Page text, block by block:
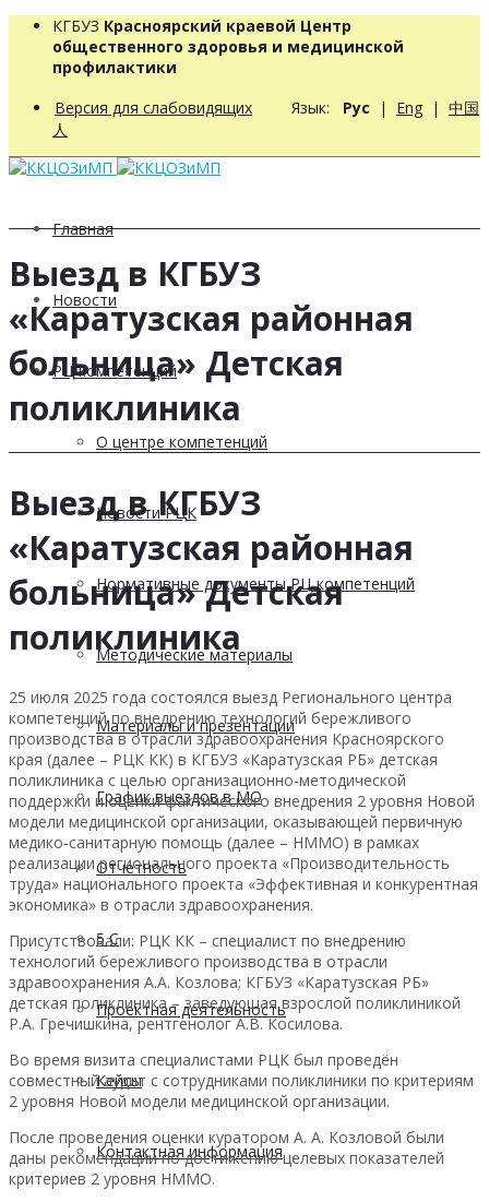
КГБУЗ Красноярский краевой Центр
общественного здоровья и медицинской
профилактики
Версия для слабовидящих Язык: Рус | Eng | 中国
人
Главная
Новости
РЦ компетенций
О центре компетенций
Новости РЦК
Нормативные документы РЦ компетенций
Методические материалы
Материалы и презентации
График выездов в МО
Отчетность
5 С
Проектная деятельность
Кейсы
Контактная информация
Выезд в КГБУЗ
«Каратузская районная
больница» Детская
поликлиника
Выезд в КГБУЗ
«Каратузская районная
больница» Детская
поликлиника
25 июля 2025 года состоялся выезд Регионального центра
компетенций по внедрению технологий бережливого
производства в отрасли здравоохранения Красноярского
края (далее – РЦК КК) в КГБУЗ «Каратузская РБ» детская
поликлиника с целью организационно-методической
поддержки и оценки фактического внедрения 2 уровня Новой
модели медицинской организации, оказывающей первичную
медико-санитарную помощь (далее – НММО) в рамках
реализации регионального проекта «Производительность
труда» национального проекта «Эффективная и конкурентная
экономика» в отрасли здравоохранения.
Присутствовали: РЦК КК – специалист по внедрению
технологий бережливого производства в отрасли
здравоохранения А.А. Козлова; КГБУЗ «Каратузская РБ»
детская поликлиника – заведующая взрослой поликлиникой
Р.А. Гречишкина, рентгенолог А.В. Косилова.
Во время визита специалистами РЦК был проведён
совместный аудит с сотрудниками поликлиники по критериям
2 уровня Новой модели медицинской организации.
После проведения оценки куратором А. А. Козловой были
даны рекомендации по достижению целевых показателей
критериев 2 уровня НММО.